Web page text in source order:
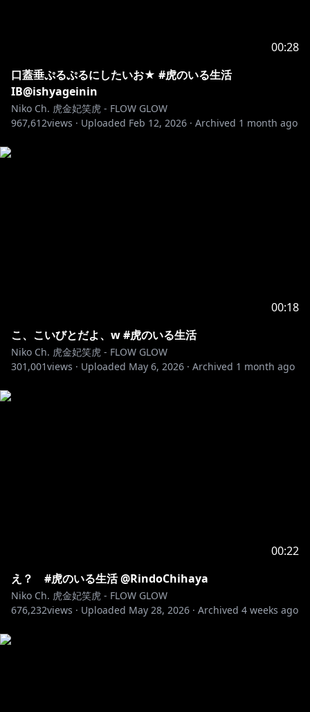
00:28
口蓋垂ぷるぷるにしたいお★ #虎のいる生活
IB@ishyageinin
Niko Ch. 虎金妃笑虎 - FLOW GLOW
967,612views · Uploaded Feb 12, 2026 · Archived 1 month ago
00:18
こ、こいびとだよ、w #虎のいる生活
Niko Ch. 虎金妃笑虎 - FLOW GLOW
301,001views · Uploaded May 6, 2026 · Archived 1 month ago
00:22
え？ #虎のいる生活 @RindoChihaya
Niko Ch. 虎金妃笑虎 - FLOW GLOW
676,232views · Uploaded May 28, 2026 · Archived 4 weeks ago